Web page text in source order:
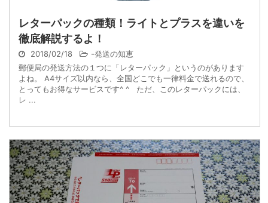
レターパックの種類！ライトとプラスを違いを
徹底解説するよ！
2018/02/18 -発送の知恵
郵便局の発送方法の１つに「レターパック」というのがあります
よね。 A4サイズ以内なら、全国どこでも一律料金で送れるので、
とってもお得なサービスです^ ^ ただ、このレターパックには、
レ ...